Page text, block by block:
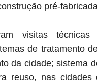
pré-
visitas técnicas
de tratamento
da cidade; sistema
reuso, nas cidades